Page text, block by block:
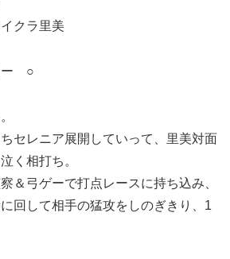
クラ里美
ー ○
セレニア展開していって、里美対面
く相打ち。
＆弓ゲーで打点レースに持ち込み、
回して相手の猛攻をしのぎきり、1